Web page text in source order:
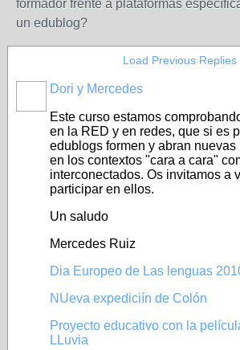
formador frente a plataformas
un edublog?
Load Previous Replies
Dori y Mercedes
Este curso estamos
en la RED y en redes, que si es
edublogs formen y abran
en los contextos "cara a cara"
interconectados. Os invitamos a
participar en ellos.
Un saludo
Mercedes Ruiz
Dia Europeo de Las lenguas
NUeva expediciín de Colón
Proyecto educativo con la
LLuvia